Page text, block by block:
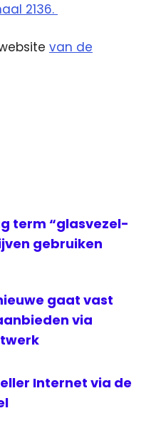
2136.
van de
term “glasvezel-
gebruiken
gaat vast
via
Internet via de